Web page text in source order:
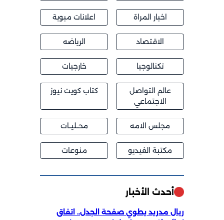
اخبار المراة اعلانات مبوبة
الاقتصاد الرياضه
تكنالوجيا خارجيات
عالم التواصل
الاجتماعي
كتاب كويت نيوز
مجلس الامه محــليــات
مكتبة الفيديو منوعات
أحدث الأخبار
ريال مدريد يطوي صفحة الجدل.. اتفاق